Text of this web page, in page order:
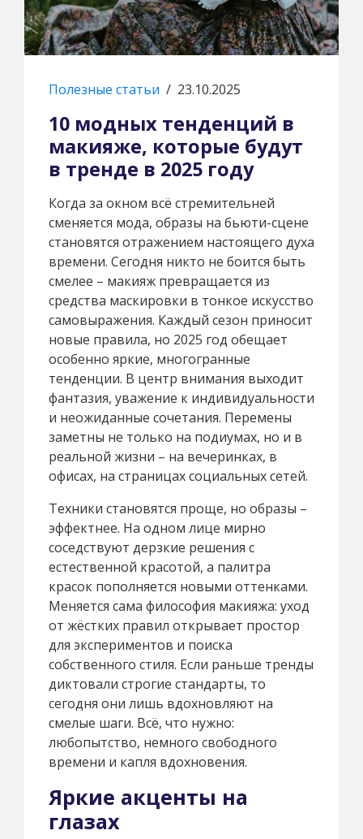
Полезные статьи / 23.10.2025
10 модных тенденций в
макияже, которые будут
в тренде в 2025 году
Когда за окном всё стремительней
сменяется мода, образы на бьюти-сцене
становятся отражением настоящего духа
времени. Сегодня никто не боится быть
смелее – макияж превращается из
средства маскировки в тонкое искусство
самовыражения. Каждый сезон приносит
новые правила, но 2025 год обещает
особенно яркие, многогранные
тенденции. В центр внимания выходит
фантазия, уважение к индивидуальности
и неожиданные сочетания. Перемены
заметны не только на подиумах, но и в
реальной жизни – на вечеринках, в
офисах, на страницах социальных сетей.
Техники становятся проще, но образы –
эффектнее. На одном лице мирно
соседствуют дерзкие решения с
естественной красотой, а палитра
красок пополняется новыми оттенками.
Меняется сама философия макияжа: уход
от жёстких правил открывает простор
для экспериментов и поиска
собственного стиля. Если раньше тренды
диктовали строгие стандарты, то
сегодня они лишь вдохновляют на
смелые шаги. Всё, что нужно:
любопытство, немного свободного
времени и капля вдохновения.
Яркие акценты на
глазах